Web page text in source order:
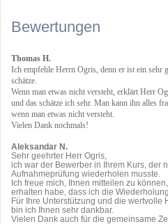
Bewertungen
Thomas H.
Ich empfehle Herrn Ogris, denn er ist ein sehr
schätze.
Wenn man etwas nicht versteht, erklärt Herr
und das schätze ich sehr. Man kann ihn alles
wenn man etwas nicht versteht.
Vielen Dank nochmals!
Aleksandar N.
Sehr geehrter Herr Ogris,
ich war der Bewerber in Ihrem Kurs, der
Aufnahmeprüfung wiederholen musste.
Ich freue mich, Ihnen mitteilen zu
erhalten habe, dass ich die
Für Ihre Unterstützung und die wertvolle
bin ich Ihnen sehr dankbar.
Vielen Dank auch für die gemeinsame